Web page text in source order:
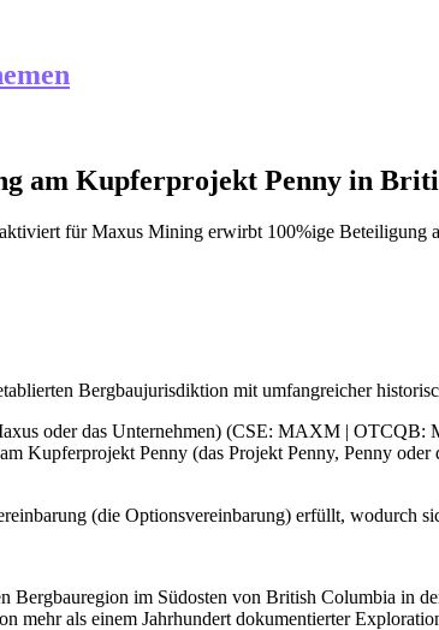
am Kupferprojekt Penny in
für Maxus Mining erwirbt 100%ige Beteiligung
Bergbaujurisdiktion mit umfangreicher
oder das Unternehmen) (CSE: MAXM | OTCQB:
Kupferprojekt Penny (das Projekt Penny, Penny
(die Optionsvereinbarung) erfüllt, wodurch
Bergbauregion im Südosten von British Columbia in
mehr als einem Jahrhundert dokumentierter